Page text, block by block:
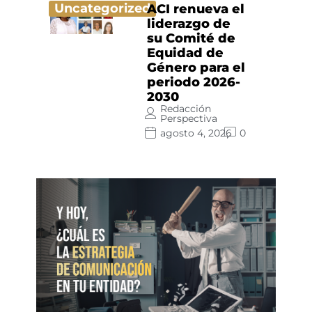
UncategorizedACI renueva el
liderazgo de
su Comité de
Equidad de
Género para el
periodo 2026-
2030
Redacción
Perspectiva
agosto 4, 2026
0